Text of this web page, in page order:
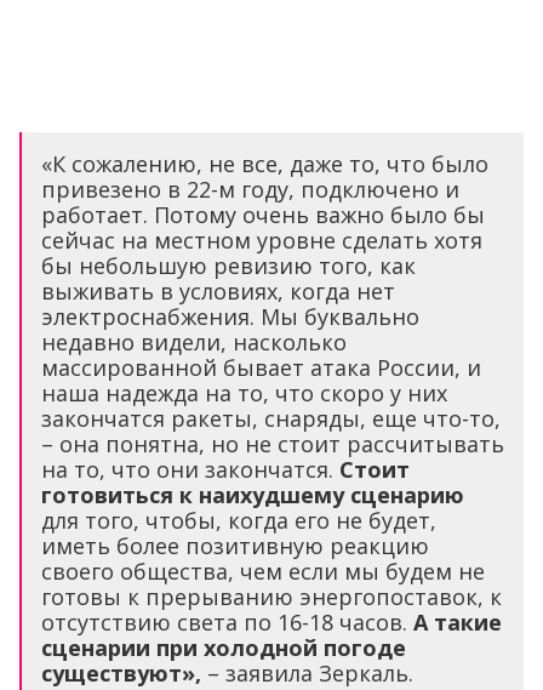
«К сожалению, не все, даже то, что было
привезено в 22-м году, подключено и
работает. Потому очень важно было бы
сейчас на местном уровне сделать хотя
бы небольшую ревизию того, как
выживать в условиях, когда нет
электроснабжения. Мы буквально
недавно видели, насколько
массированной бывает атака России, и
наша надежда на то, что скоро у них
закончатся ракеты, снаряды, еще что-то,
– она понятна, но не стоит рассчитывать
на то, что они закончатся. Стоит
готовиться к наихудшему сценарию
для того, чтобы, когда его не будет,
иметь более позитивную реакцию
своего общества, чем если мы будем не
готовы к прерыванию энергопоставок, к
отсутствию света по 16-18 часов. А такие
сценарии при холодной погоде
существуют», – заявила Зеркаль.